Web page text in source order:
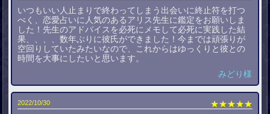
いつもいい人止まりで終わってしまう出会いに終止符を打つ
べく、恋愛占いに人気のあるアリス先生に鑑定をお願いしま
した！先生のアドバイスを必死にメモして必死に実践した結
果、、、、数年ぶりに彼氏ができました！今までは頑張りが
空回りしていたみたいなので、これからはゆっくりと彼との
時間を大事にしたいと思います。
みどり様
2022/10/30
★★★★★